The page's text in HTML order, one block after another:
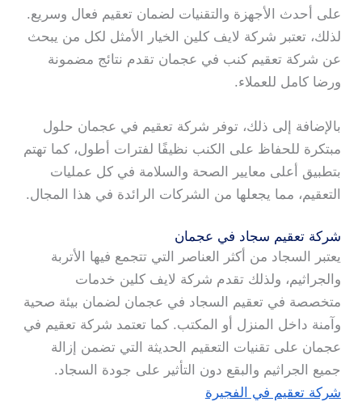
على أحدث الأجهزة والتقنيات لضمان تعقيم فعال وسريع.
لذلك، تعتبر شركة لايف كلين الخيار الأمثل لكل من يبحث
عن شركة تعقيم كنب في عجمان تقدم نتائج مضمونة
ورضا كامل للعملاء.
بالإضافة إلى ذلك، توفر شركة تعقيم في عجمان حلول
مبتكرة للحفاظ على الكنب نظيفًا لفترات أطول، كما تهتم
بتطبيق أعلى معايير الصحة والسلامة في كل عمليات
التعقيم، مما يجعلها من الشركات الرائدة في هذا المجال.
شركة تعقيم سجاد في عجمان
يعتبر السجاد من أكثر العناصر التي تتجمع فيها الأتربة
والجراثيم، ولذلك تقدم شركة لايف كلين خدمات
متخصصة في تعقيم السجاد في عجمان لضمان بيئة صحية
وآمنة داخل المنزل أو المكتب. كما تعتمد شركة تعقيم في
عجمان على تقنيات التعقيم الحديثة التي تضمن إزالة
جميع الجراثيم والبقع دون التأثير على جودة السجاد.
شركة تعقيم في الفجيرة